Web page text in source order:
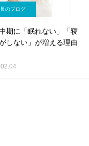
のブログ
期に「眠れない」「寝
しない」が増える理由